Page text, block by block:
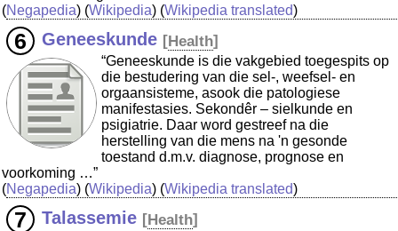
(Negapedia) (Wikipedia) (Wikipedia translated)
Geneeskunde [Health]
“Geneeskunde is die vakgebied toegespits op
die bestudering van die sel-, weefsel- en
orgaansisteme, asook die patologiese
manifestasies. Sekondêr – sielkunde en
psigiatrie. Daar word gestreef na die
herstelling van die mens na 'n gesonde
toestand d.m.v. diagnose, prognose en
voorkoming …”
(Negapedia) (Wikipedia) (Wikipedia translated)
Talassemie [Health]